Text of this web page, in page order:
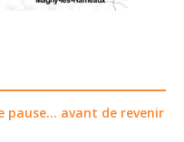
pause... avant de revenir